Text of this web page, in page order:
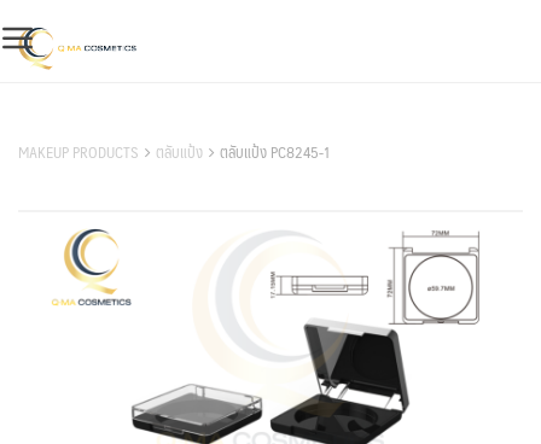
to
content
MAKEUP PRODUCTS ตลับแป้ง ตลับแป้ง PC8245-1